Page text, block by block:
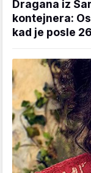
Dragana iz
kontejnera:
kad je posle